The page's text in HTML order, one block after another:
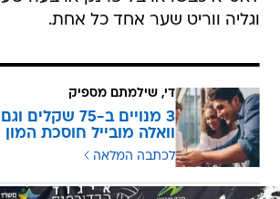
וגליה ווריט שער אחד כל אחת.
די, שילמתם מספיק
3 מנויים ב-75
וואלה מובייל חוסכת המון
לכתבה המלאה